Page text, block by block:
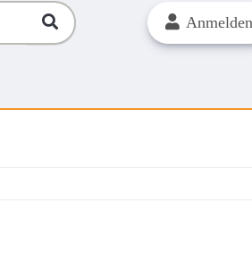
Anmelden